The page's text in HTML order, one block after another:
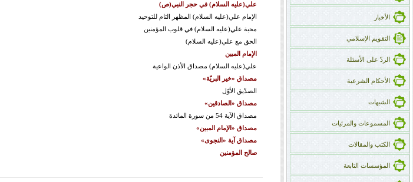
الأخبار
التقويم الإسلامي
الردّ على الأسئلة
الأحكام الشرعية
الشبهات
المسموعات والمرئيات
الكتب والمقالات
المؤسسات التابعة
علي(عليه السلام) في حجر النبي(ص)
الإمام علي(عليه السلام) المظهر التام للتوحيد
محبة علي(عليه السلام) في قلوب المؤمنين
الحق مع علي(عليه السلام)
الإمام المبین
علي(علیه السلام) مصداق الأذن الواعیة
مصداق «خیر البریّة»
الصدّیق الأوّل
مصداق «الصادقین»
مصداق الآية 54 من سورة المائدة
مصداق «الإمام المبین»
مصداق آية «النجوى»
صالح المؤمنین